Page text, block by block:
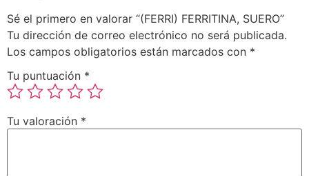
Sé el primero en valorar “(FERRI) FERRITINA, SUERO”
Tu dirección de correo electrónico no será publicada.
Los campos obligatorios están marcados con *
Tu puntuación *
Tu valoración *